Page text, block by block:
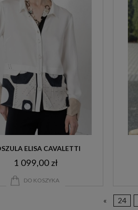
ELISA CAVALETTI
1 099,00 zł
DO KOSZYKA
« 24